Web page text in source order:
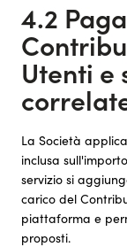
4.2
Utenti e
La Società
inclusa
servizio si
carico del
piattaforma e
proposti.